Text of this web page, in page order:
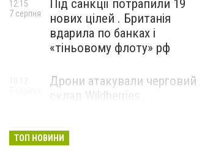
Під санкції потрапили 19
нових цілей . Британія
вдарила по банках і
«тіньовому флоту» рф
12:15
7 серпня
Дрони атакували черговий
склад Wildberries .
ТОП НОВИНИ